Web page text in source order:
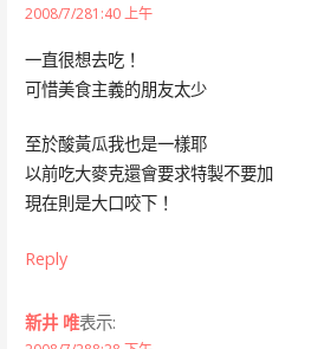
2008/7/281:40 上午
一直很想去吃！
可惜美食主義的朋友太少
至於酸黃瓜我也是一樣耶
以前吃大麥克還會要求特製不要加
現在則是大口咬下！
Reply
新井 唯表示: